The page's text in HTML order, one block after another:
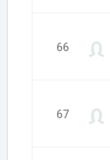
66
67